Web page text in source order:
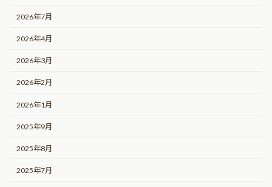
2026年7月
2026年4月
2026年3月
2026年2月
2026年1月
2025年9月
2025年8月
2025年7月